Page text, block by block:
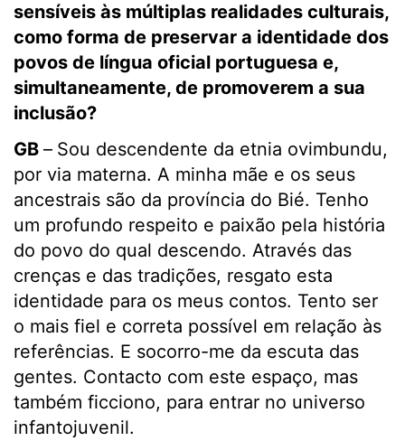
sensíveis às múltiplas realidades culturais,
como forma de preservar a identidade dos
povos de língua oficial portuguesa e,
simultaneamente, de promoverem a sua
inclusão?
GB – Sou descendente da etnia ovimbundu,
por via materna. A minha mãe e os seus
ancestrais são da província do Bié. Tenho
um profundo respeito e paixão pela história
do povo do qual descendo. Através das
crenças e das tradições, resgato esta
identidade para os meus contos. Tento ser
o mais fiel e correta possível em relação às
referências. E socorro-me da escuta das
gentes. Contacto com este espaço, mas
também ficciono, para entrar no universo
infantojuvenil.